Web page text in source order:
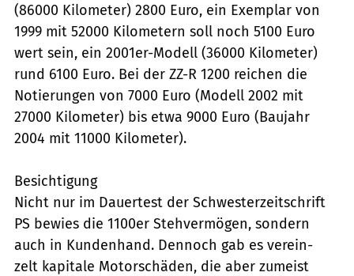
(86000 Kilometer) 2800 Euro, ein Exemplar von
1999 mit 52000 Kilometern soll noch 5100 Euro
wert sein, ein 2001er-Modell (36000 Kilometer)
rund 6100 Euro. Bei der ZZ-R 1200 reichen die
Notierungen von 7000 Euro (Modell 2002 mit
27000 Kilometer) bis etwa 9000 Euro (Baujahr
2004 mit 11000 Kilometer).
Besichtigung
Nicht nur im Dauertest der Schwesterzeitschrift
PS bewies die 1100er Stehvermögen, sondern
auch in Kundenhand. Dennoch gab es verein-
zelt kapitale Motorschäden, die aber zumeist